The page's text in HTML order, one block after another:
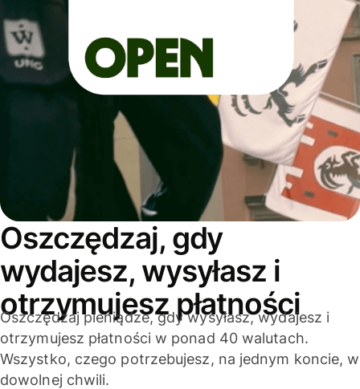
Oszczędzaj, gdy
wydajesz, wysyłasz i
otrzymujesz płatności
Oszczędzaj pieniądze, gdy wysyłasz, wydajesz i
otrzymujesz płatności w ponad 40 walutach.
Wszystko, czego potrzebujesz, na jednym koncie, w
dowolnej chwili.